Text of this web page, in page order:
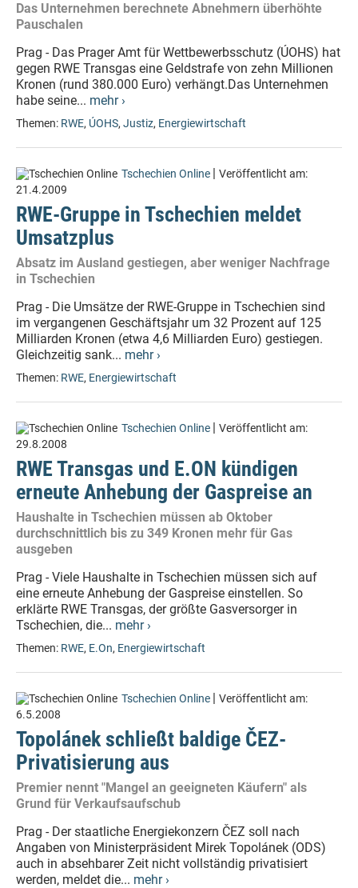
Das Unternehmen berechnete Abnehmern überhöhte
Pauschalen
Prag - Das Prager Amt für Wettbewerbsschutz (ÚOHS) hat
gegen RWE Transgas eine Geldstrafe von zehn Millionen
Kronen (rund 380.000 Euro) verhängt.Das Unternehmen
habe seine... mehr ›
Themen: RWE, ÚOHS, Justiz, Energiewirtschaft
Tschechien Online | Veröffentlicht am:
21.4.2009
RWE-Gruppe in Tschechien meldet
Umsatzplus
Absatz im Ausland gestiegen, aber weniger Nachfrage
in Tschechien
Prag - Die Umsätze der RWE-Gruppe in Tschechien sind
im vergangenen Geschäftsjahr um 32 Prozent auf 125
Milliarden Kronen (etwa 4,6 Milliarden Euro) gestiegen.
Gleichzeitig sank... mehr ›
Themen: RWE, Energiewirtschaft
Tschechien Online | Veröffentlicht am:
29.8.2008
RWE Transgas und E.ON kündigen
erneute Anhebung der Gaspreise an
Haushalte in Tschechien müssen ab Oktober
durchschnittlich bis zu 349 Kronen mehr für Gas
ausgeben
Prag - Viele Haushalte in Tschechien müssen sich auf
eine erneute Anhebung der Gaspreise einstellen. So
erklärte RWE Transgas, der größte Gasversorger in
Tschechien, die... mehr ›
Themen: RWE, E.On, Energiewirtschaft
Tschechien Online | Veröffentlicht am:
6.5.2008
Topolánek schließt baldige ČEZ-
Privatisierung aus
Premier nennt "Mangel an geeigneten Käufern" als
Grund für Verkaufsaufschub
Prag - Der staatliche Energiekonzern ČEZ soll nach
Angaben von Ministerpräsident Mirek Topolánek (ODS)
auch in absehbarer Zeit nicht vollständig privatisiert
werden, meldet die... mehr ›